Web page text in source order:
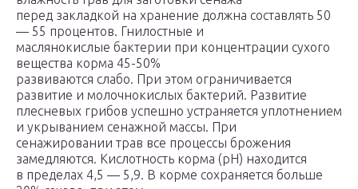
перед закладкой на хранение должна составлять 50
— 55 процентов. Гнилостные и
маслянокислые бактерии при концентрации сухого
вещества корма 45-50%
развиваются слабо. При этом ограничивается
развитие и молочнокислых бактерий. Развитие
плесневых грибов успешно устраняется уплотнением
и укрыванием сенажной массы. При
сенажировании трав все процессы брожения
замедляются. Кислотность корма (рН) находится
в пределах 4,5 — 5,9. В корме сохраняется больше